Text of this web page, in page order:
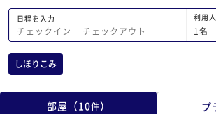
日程を入力
チェックイン − チェックアウト
利用
1名
しぼりこみ
部屋 （10件） プ